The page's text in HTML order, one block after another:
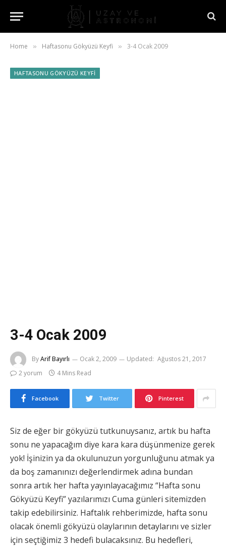
Home » Haftasonu Gökyüzü Keyfi » 3-4 Ocak 2009
HAFTASONU GÖKYÜZÜ KEYFI
3-4 Ocak 2009
ByArif Bayırlı Ocak 2, 2009 Updated: Ağustos 21, 2017
2 yorum
4 Mins Read
Facebook Twitter Pinterest
Siz de eğer bir gökyüzü tutkunuysanız, artık bu hafta
sonu ne yapacağım diye kara kara düşünmenize gerek
yok! İşinizin ya da okulunuzun yorgunluğunu atmak ya
da boş zamanınızı değerlendirmek adına bundan
sonra artık her hafta yayınlayacağımız “Hafta sonu
Gökyüzü Keyfi” yazılarımızı Cuma günleri sitemizden
takip edebilirsiniz. Haftalık rehberimizde, hafta sonu
olacak önemli gökyüzü olaylarının detaylarını ve sizler
için seçtiğimiz 3 hedefi bulacaksınız. Bu hedefleri,